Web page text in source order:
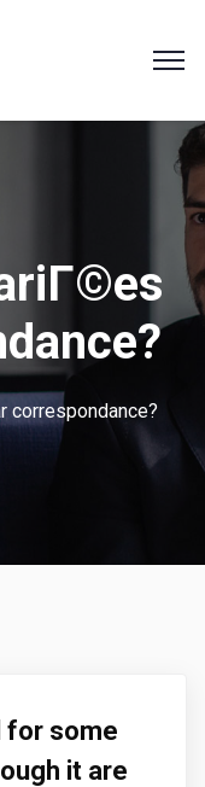
correspondance?
for some
it are